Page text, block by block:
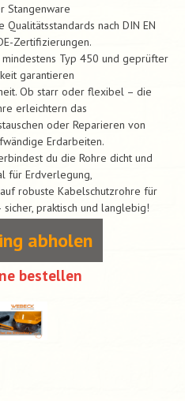
Stangenware
nach DIN EN
Zertifizierungen.
Typ 450 und geprüfter
garantieren
Ob starr oder flexibel – die
erleichtern das
oder Reparieren von
Erdarbeiten.
du die Rohre dicht und
für Erdverlegung,
robuste Kabelschutzrohre für
praktisch und langlebig!
abholen
bestellen